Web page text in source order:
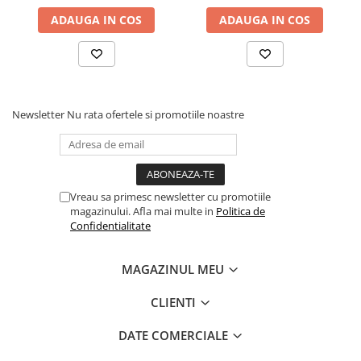
ADAUGA IN COS ADAUGA IN COS
Newsletter Nu rata ofertele si promotiile noastre
Vreau sa primesc newsletter cu promotiile
magazinului. Afla mai multe in Politica de
Confidentialitate
MAGAZINUL MEU
CLIENTI
DATE COMERCIALE